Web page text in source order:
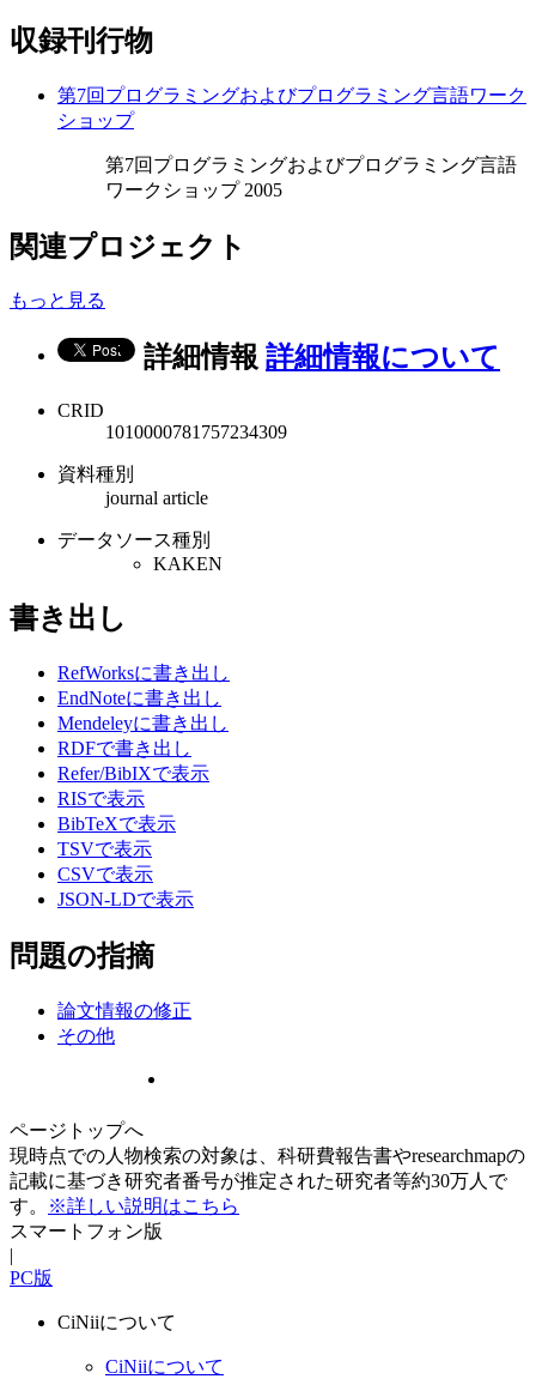
収録刊行物
第7回プログラミングおよびプログラミング言語ワーク
ショップ
第7回プログラミングおよびプログラミング言語
ワークショップ 2005
関連プロジェクト
もっと見る
詳細情報 詳細情報について
CRID
1010000781757234309
資料種別
journal article
データソース種別
KAKEN
書き出し
RefWorksに書き出し
EndNoteに書き出し
Mendeleyに書き出し
RDFで書き出し
Refer/BibIXで表示
RISで表示
BibTeXで表示
TSVで表示
CSVで表示
JSON-LDで表示
問題の指摘
論文情報の修正
その他
ページトップへ
現時点での人物検索の対象は、科研費報告書やresearchmapの
記載に基づき研究者番号が推定された研究者等約30万人で
す。
※詳しい説明はこちら
スマートフォン版
|
PC版
CiNiiについて
CiNiiについて